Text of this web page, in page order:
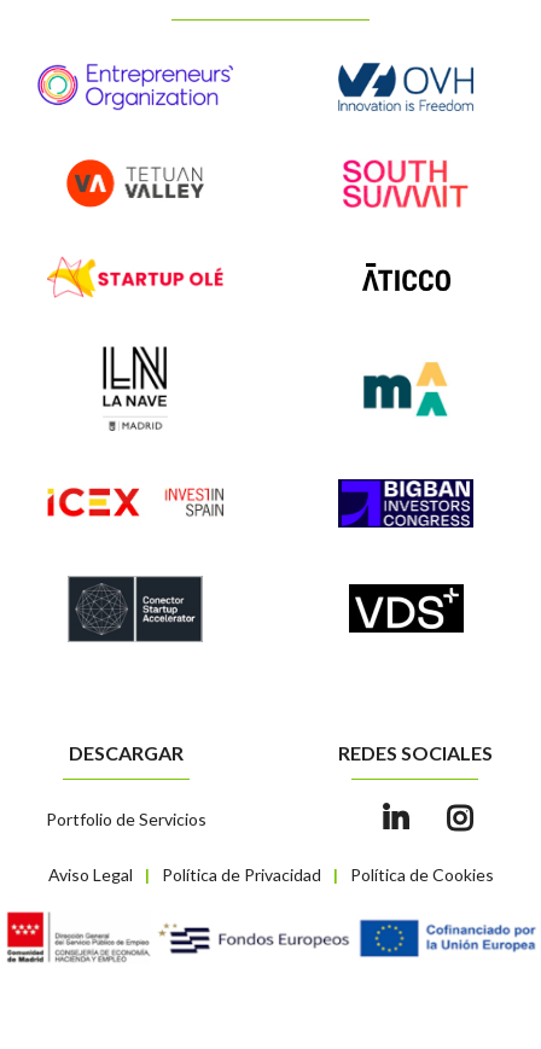
Aviso Legal | Política de Privacidad | Política de Cookies
DESCARGAR
Portfolio de Servicios
REDES SOCIALES